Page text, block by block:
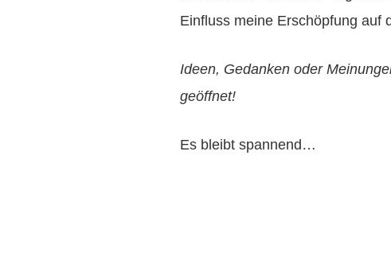
Einfluss meine Erschöpfung auf
Ideen, Gedanken oder
geöffnet!
Es bleibt spannend…